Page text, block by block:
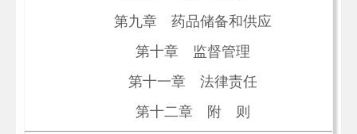
第九章 药品储备和供应
第十章 监督管理
第十一章 法律责任
第十二章 附 则